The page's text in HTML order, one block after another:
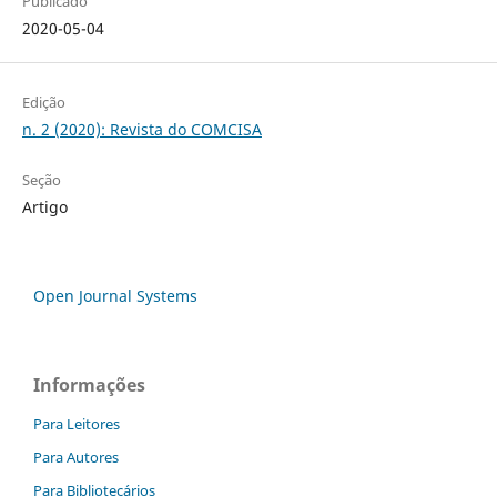
2020-05-04
Edição
n. 2 (2020): Revista do COMCISA
Seção
Artigo
Open Journal Systems
Informações
Para Leitores
Para Autores
Para Bibliotecários